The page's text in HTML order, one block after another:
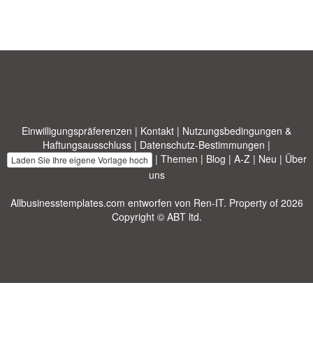
Einwilligungspräferenzen | Kontakt | Nutzungsbedingungen &
Haftungsausschluss | Datenschutz-Bestimmungen |
Laden Sie Ihre eigene Vorlage hoch | Themen | Blog | A-Z | Neu | Über
uns
Allbusinesstemplates.com entworfen von Ren-IT. Property of 2026
Copyright © ABT ltd.